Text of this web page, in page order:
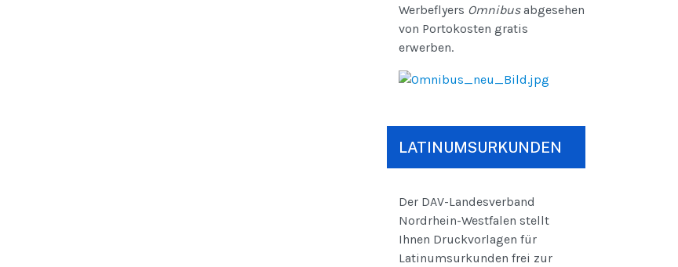
Werbeflyers Omnibusabgesehen
von Portokosten gratis
erwerben.
LATINUMSURKUNDEN
Der DAV-Landesverband
Nordrhein-Westfalen stellt
Ihnen Druckvorlagen für
Latinumsurkunden frei zur